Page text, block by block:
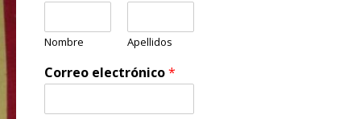
Nombre Apellidos
Correo electrónico*